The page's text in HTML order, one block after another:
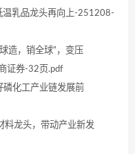
温乳品龙头再向上-251208-
造，销全球”，变压
证券-32页.pdf
化工产业链发展前
料龙头，带动产业新发